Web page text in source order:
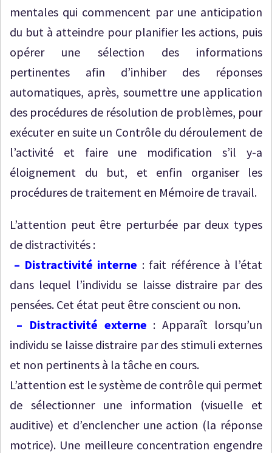
mentales qui commencent par une anticipation
du but à atteindre pour planifier les actions, puis
opérer une sélection des informations
pertinentes afin d’inhiber des réponses
automatiques, après, soumettre une application
des procédures de résolution de problèmes, pour
exécuter en suite un Contrôle du déroulement de
l’activité et faire une modification s’il y-a
éloignement du but, et enfin organiser les
procédures de traitement en Mémoire de travail.
L’attention peut être perturbée par deux types
de distractivités :
– Distractivité interne : fait référence à l’état
dans lequel l’individu se laisse distraire par des
pensées. Cet état peut être conscient ou non.
– Distractivité externe : Apparaît lorsqu’un
individu se laisse distraire par des stimuli externes
et non pertinents à la tâche en cours.
L’attention est le système de contrôle qui permet
de sélectionner une information (visuelle et
auditive) et d’enclencher une action (la réponse
motrice). Une meilleure concentration engendre